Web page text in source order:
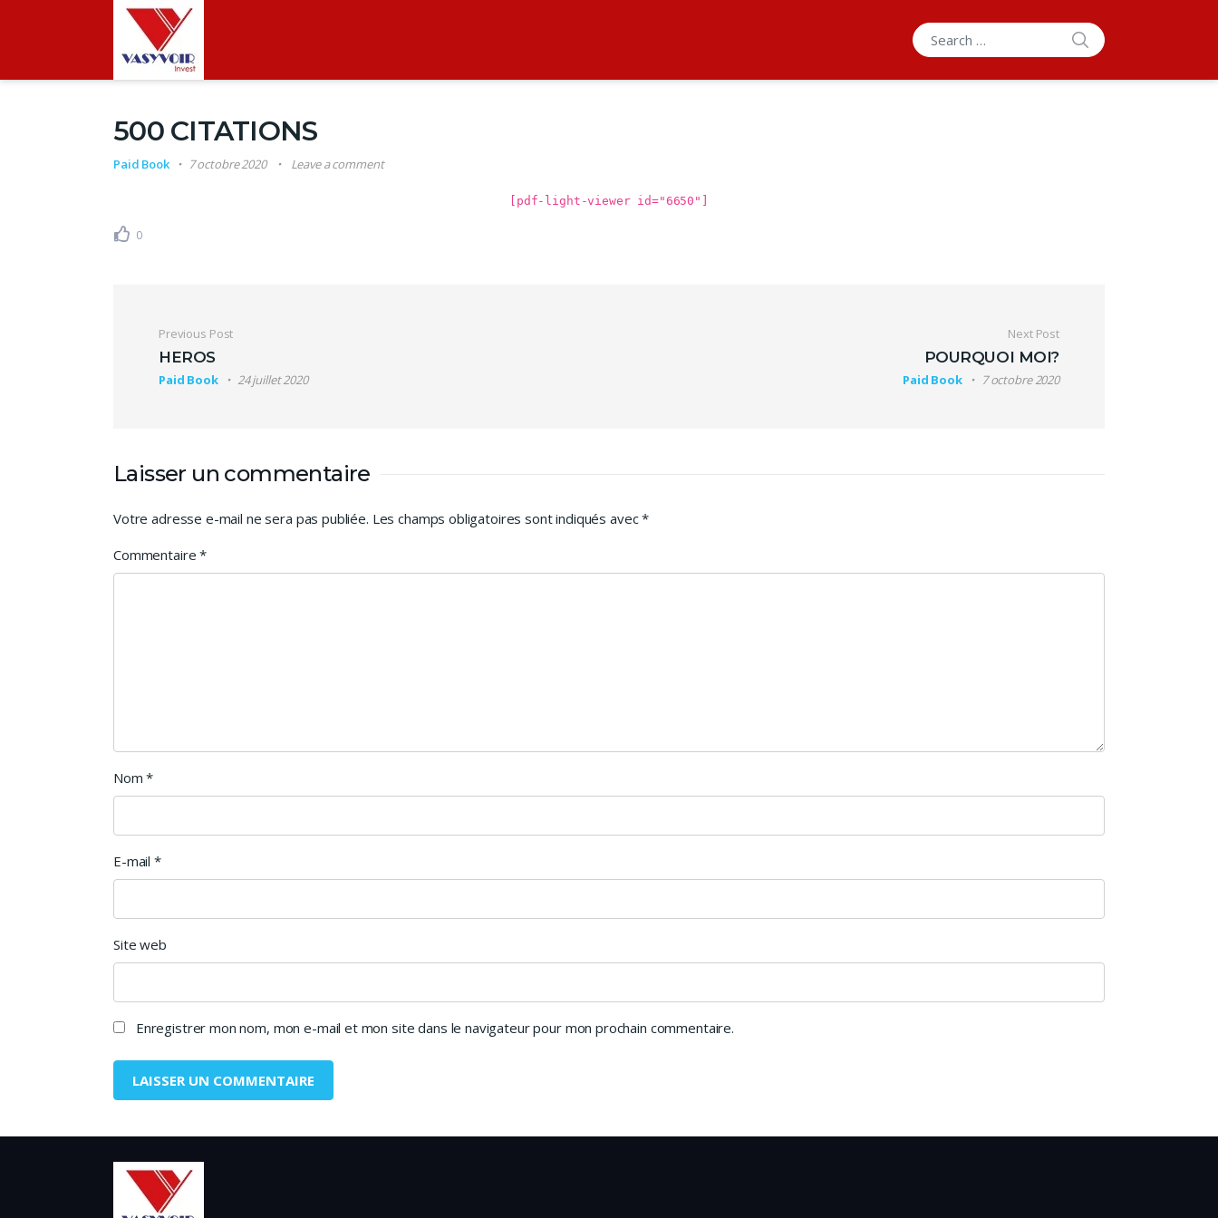
Search for:
SEARCH
500 CITATIONS
Paid Book 7 octobre 2020 Leave a comment
[pdf-light-viewer id="6650"]
0
Navigation de l’article
Previous Post
HEROS
Paid Book 24 juillet 2020
Next Post
POURQUOI MOI?
Paid Book 7 octobre 2020
Laisser un commentaire
Votre adresse e-mail ne sera pas publiée. Les champs obligatoires sont indiqués avec*
Commentaire*
Nom*
E-mail *
Site web
Enregistrer mon nom, mon e-mail et mon site dans le navigateur pour mon prochain commentaire.